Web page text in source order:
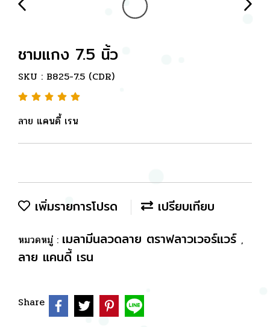
ชามแกง 7.5 นิ้ว
SKU : B825-7.5 (CDR)
ลาย แคนดี้ เรน
เพิ่มรายการโปรด เปรียบเทียบ
หมวดหมู่ : เมลามีนลวดลาย ตราฟลาวเวอร์แวร์ ,
ลาย แคนดี้ เรน
Share